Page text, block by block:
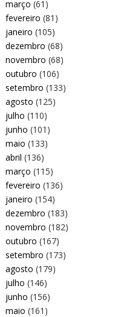
março (61)
fevereiro (81)
janeiro (105)
dezembro (68)
novembro (68)
outubro (106)
setembro (133)
agosto (125)
julho (110)
junho (101)
maio (133)
abril (136)
março (115)
fevereiro (136)
janeiro (154)
dezembro (183)
novembro (182)
outubro (167)
setembro (173)
agosto (179)
julho (146)
junho (156)
maio (161)